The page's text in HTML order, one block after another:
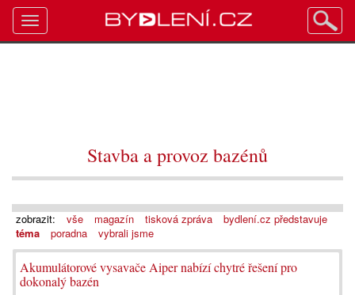
Stavba a provoz bazénů
zobrazit: vše magazín tisková zpráva
bydlení.cz představuje
téma
poradna vybrali jsme
Akumulátorové vysavače Aiper nabízí chytré řešení pro
dokonalý bazén
Toggle
navigation